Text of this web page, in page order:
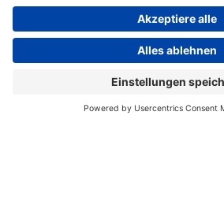
Datenschutzerklärung
Datenschutzhinweis
Compliance